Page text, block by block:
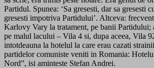
Partidul. Spunea: ‘Sa gresesti, dar sa gresesti
gresesti impotriva Partidului’. Altceva:
Karlovy Vary la tratament, pe banii Partidului;
pe malul lacului – Vila 4 si, dupa aceea, Vila
intotdeauna la hotelul la care erau cazati
partidelor comuniste veniti in Romania:
Nord”, isi aminteste Stefan Andrei.